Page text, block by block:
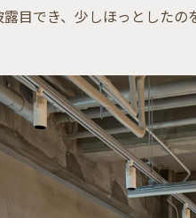
目でき、少しほっとしたの